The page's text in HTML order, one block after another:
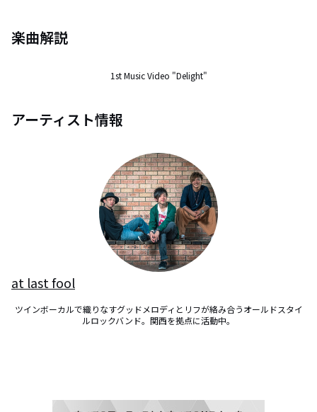
楽曲解説
1st Music Video "Delight"
アーティスト情報
at last fool
ツインボーカルで織りなすグッドメロディとリフが絡み合うオールドスタイ
ルロックバンド。関西を拠点に活動中。